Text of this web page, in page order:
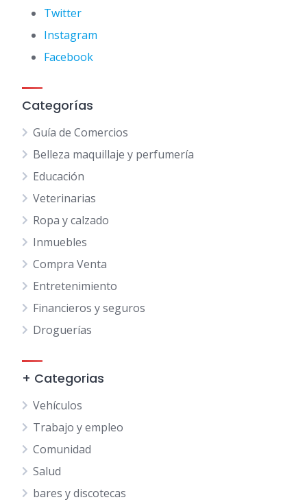
Twitter
Instagram
Facebook
Categorías
Guía de Comercios
Belleza maquillaje y perfumería
Educación
Veterinarias
Ropa y calzado
Inmuebles
Compra Venta
Entretenimiento
Financieros y seguros
Droguerías
+ Categorias
Vehículos
Trabajo y empleo
Comunidad
Salud
bares y discotecas